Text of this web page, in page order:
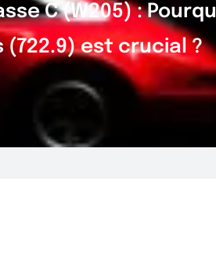
C (W205) :
(722.9) est crucial ?